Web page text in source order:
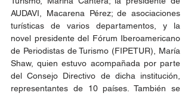
AUDAVI, Macarena Pérez; de asociaciones
turísticas de varios departamentos, y la
novel presidente del Fórum Iberoamericano
de Periodistas de Turismo (FIPETUR), María
Shaw, quien estuvo acompañada por parte
del Consejo Directivo de dicha institución,
representantes de 10 países. También se